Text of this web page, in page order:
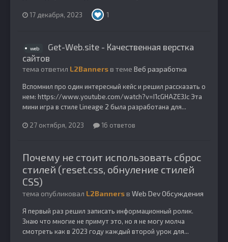
17 декабря, 2023 1
web
Get-Web.site - Качественная верстка
сайтов
тема ответил L2Bannersв теме Веб разработка
Вспомнил про один интересный кейс и решил рассказать о
нем: https://www.youtube.com/watch?v=I1cGHAZE3Jc Эта
мини игра в стиле Lineage 2 была разработана для...
27 октября, 2023 16 ответов
Почему не стоит использовать сброс
стилей (reset.css, обнуление стилей
CSS)
тема опубликовал L2Bannersв Web Dev Обсуждения
Я первый раз решил записать информационный ролик.
Знаю что многие не примут это, но я не могу молча
смотреть как в 2023 году каждый второй урок для...